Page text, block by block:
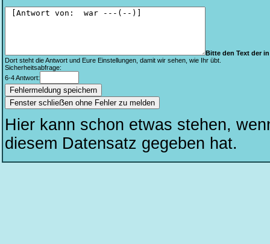
Bitte den Text der
Dort steht die Antwort und Eure Einstellungen, damit wir sehen, wie Ihr übt.
Sicherheitsabfrage:
6-4 Antwort:
Fenster schlieẞen ohne Fehler zu melden
Hier kann schon etwas stehen,
diesem Datensatz gegeben hat.